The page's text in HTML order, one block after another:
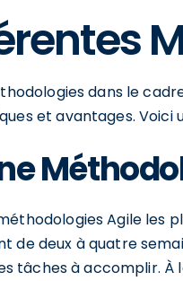
dans le
et avantages. Voici
Agile les
de deux à quatre
tâches à accomplir.